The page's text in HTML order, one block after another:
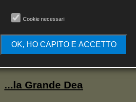
Infine altri due punti
maggiori dettagli
dedicata.
...la Grande Dea
Cookie necessari
OK, HO CAPITO E ACCETTO